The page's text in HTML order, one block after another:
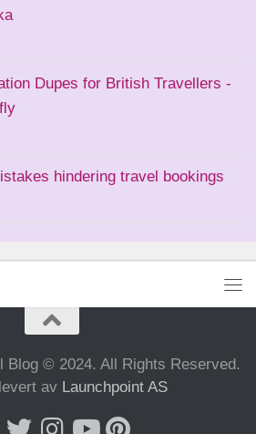
Dupes for British Travellers -
hindering travel bookings
Blog © 2024. All Rights Reserved.
av Launchpoint AS